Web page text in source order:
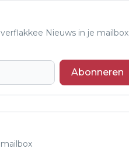
Nieuws in je mailbox
Abonneren